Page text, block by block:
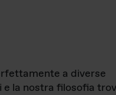
a diverse
e la nostra filosofia